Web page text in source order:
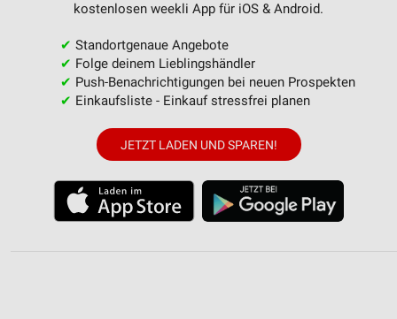
kostenlosen weekli App für iOS & Android.
✔ Standortgenaue Angebote
✔ Folge deinem Lieblingshändler
✔ Push-Benachrichtigungen bei neuen Prospekten
✔ Einkaufsliste - Einkauf stressfrei planen
JETZT LADEN UND SPAREN!